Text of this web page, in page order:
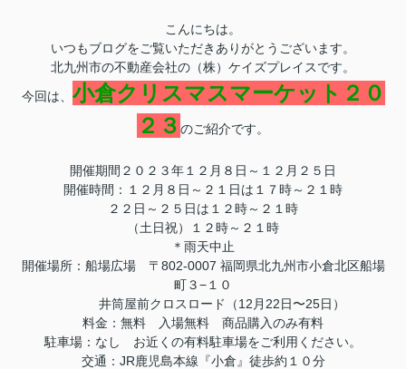
こんにちは。
いつもブログをご覧いただきありがとうございます。
北九州市の不動産会社の（株）ケイズプレイスです。
今回は、 小倉クリスマスマーケット２０
２３ のご紹介です。
開催期間２０２３年１２月８日～１２月２５日
開催時間：１２月８日～２１日は１７時～２１時
２２日～２５日は１２時～２１時
（土日祝）１２時～２１時
＊雨天中止
開催場所：船場広場 〒802-0007 福岡県北九州市小倉北区船場
町３−１０
井筒屋前クロスロード（12月22日〜25日）
料金：無料 入場無料 商品購入のみ有料
駐車場：なし お近くの有料駐車場をご利用ください。
交通：JR鹿児島本線『小倉』徒歩約１０分